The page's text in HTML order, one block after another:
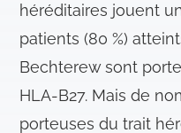
héréditaires jouent
patients (80 %)
Bechterew sont
HLA-B27. Mais de
porteuses du trait